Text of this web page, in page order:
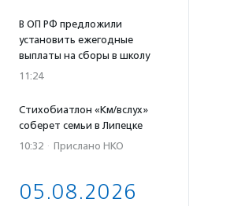
В ОП РФ предложили
установить ежегодные
выплаты на сборы в школу
11:24
Стихобиатлон «Км/вслух»
соберет семьи в Липецке
10:32 · Прислано НКО
05.08.2026